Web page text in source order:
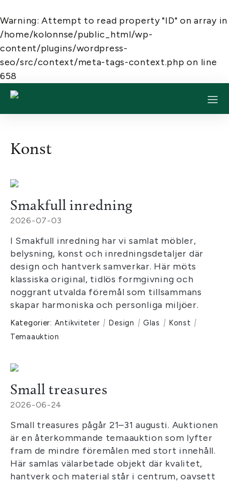
Warning: Attempt to read property "ID" on array in
/home/kolonnse/public_html/wp-
content/plugins/wordpress-
seo/src/context/meta-tags-context.php on line
658
Konst
Smakfull inredning
2026-07-03
I Smakfull inredning har vi samlat möbler,
belysning, konst och inredningsdetaljer där
design och hantverk samverkar. Här möts
klassiska original, tidlös formgivning och
noggrant utvalda föremål som tillsammans
skapar harmoniska och personliga miljöer.
Kategorier: Antikviteter | Design | Glas | Konst |
Temaauktion
Small treasures
2026-06-24
Small treasures pågår 21–31 augusti. Auktionen
är en återkommande temaauktion som lyfter
fram de mindre föremålen med stort innehåll.
Här samlas välarbetade objekt där kvalitet,
hantverk och material står i centrum, oavsett